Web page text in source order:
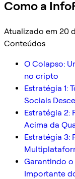
Como a
Atualizado em 20
Conteúdos
O Colapso:
no cripto
Estratégia 1:
Sociais
Estratégia 2:
Acima da
Estratégia 3:
Garantindo o
Importante